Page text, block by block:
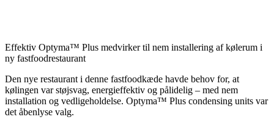
Effektiv Optyma™ Plus medvirker til nem installering af kølerum i
ny fastfoodrestaurant
Den nye restaurant i denne fastfoodkæde havde behov for, at
kølingen var støjsvag, energieffektiv og pålidelig – med nem
installation og vedligeholdelse. Optyma™ Plus condensing units var
det åbenlyse valg.